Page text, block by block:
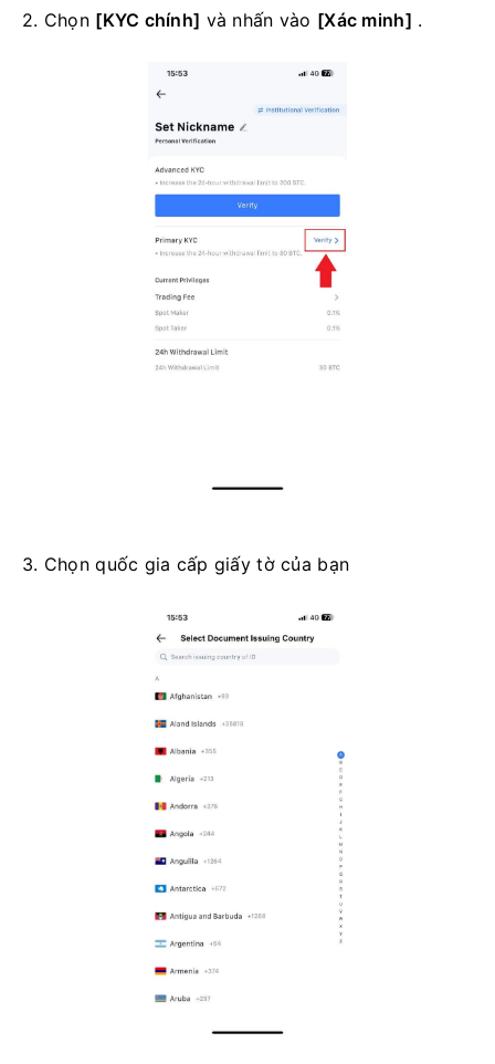
2. Chọn [KYC chính] và nhấn vào [Xác minh] .
3. Chọn quốc gia cấp giấy tờ của bạn